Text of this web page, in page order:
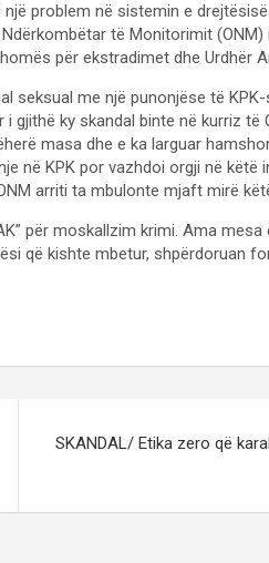
problem në sistemin e drejtësisë.
të Monitorimit (ONM)
për ekstradimet dhe Urdhër
seksual me një punonjëse të KPK-
gjithë ky skandal binte në kurriz të
masa dhe e ka larguar
në KPK por vazhdoi orgji në këtë
arriti ta mbulonte mjaft mirë
për moskallzim krimi. Ama
që kishte mbetur, shpërdoruan
SKANDAL/ Etika zero që